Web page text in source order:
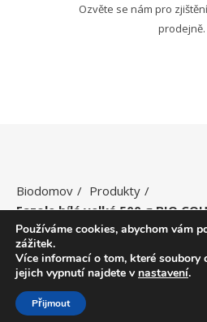
Ozvěte se nám pro
prodejně.
Biodomov
Produkty
Fazole bílá velká 500 g BIO
Ashe Child Modified
Používáme cookies, abychom vám
zážitek.
Více informací o tom, které soubory
jejich vypnutí najdete v nastavení.
Přijmout